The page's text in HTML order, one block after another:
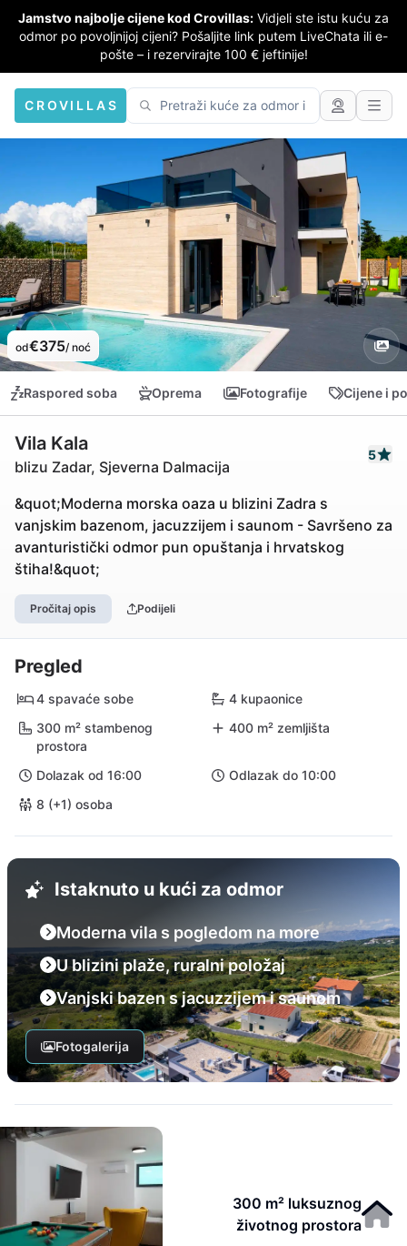
Jamstvo najbolje cijene kod Crovillas: Vidjeli ste istu kuću za
odmor po povoljnijoj cijeni? Pošaljite link putem LiveChata ili e-
pošte – i rezervirajte 100 € jeftinije!
CROVILLAS
od€375/ noć
Raspored soba Oprema Fotografije Cijene i
Vila Kala
blizu Zadar, Sjeverna Dalmacija
5
&quot;Moderna morska oaza u blizini Zadra s
vanjskim bazenom, jacuzzijem i saunom - Savršeno za
avanturistički odmor pun opuštanja i hrvatskog
štiha!&quot;
Pročitaj opis Podijeli
Pregled
4 spavaće sobe
4 kupaonice
300 m² stambenog
prostora
400 m² zemljišta
Dolazak od 16:00
Odlazak do 10:00
8 (+1) osoba
Istaknuto u kući za odmor
Moderna vila s pogledom na more
U blizini plaže, ruralni položaj
Vanjski bazen s jacuzzijem i saunom
Fotogalerija
300 m² luksuznog
životnog prostora